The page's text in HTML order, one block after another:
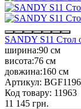
SANDY S11
ширина:90 см
висота:76 см
довжина:160 см
Артикул:
Код товару: 11963
11 145 грн.